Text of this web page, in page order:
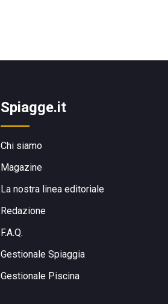
Spiagge.it
Chi siamo
Magazine
La nostra linea editoriale
Redazione
F.A.Q.
Gestionale Spiaggia
Gestionale Piscina